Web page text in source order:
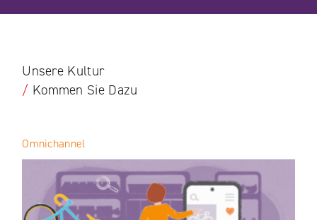
Unsere Kultur
/ Kommen Sie Dazu
Omnichannel